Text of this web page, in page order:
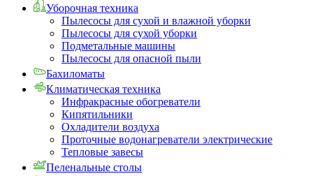
Уборочная техника
Пылесосы для сухой и влажной уборки
Пылесосы для сухой уборки
Подметальные машины
Пылесосы для опасной пыли
Бахиломаты
Климатическая техника
Инфракрасные обогреватели
Кипятильники
Охладители воздуха
Проточные водонагреватели электрические
Тепловые завесы
Пеленальные столы